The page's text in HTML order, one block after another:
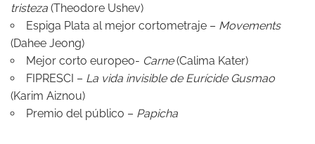
tristeza (Theodore Ushev)
Espiga Plata al mejor cortometraje – Movements
(Dahee Jeong)
Mejor corto europeo- Carne(Calima Kater)
FIPRESCI – La vida invisible de Eurícide Gusmao
(Karim Aiznou)
Premio del público – Papicha